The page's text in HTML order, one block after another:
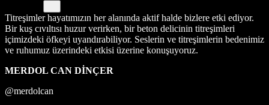
Titreşimler hayatımızın her alanında aktif halde bizlere etki ediyor.
Bir kuş cıvıltısı huzur verirken, bir beton delicinin titreşimleri
içimizdeki öfkeyi uyandırabiliyor. Seslerin ve titreşimlerin bedenimiz
ve ruhumuz üzerindeki etkisi üzerine konuşuyoruz.
MERDOL CAN DİNÇER
@merdolcan